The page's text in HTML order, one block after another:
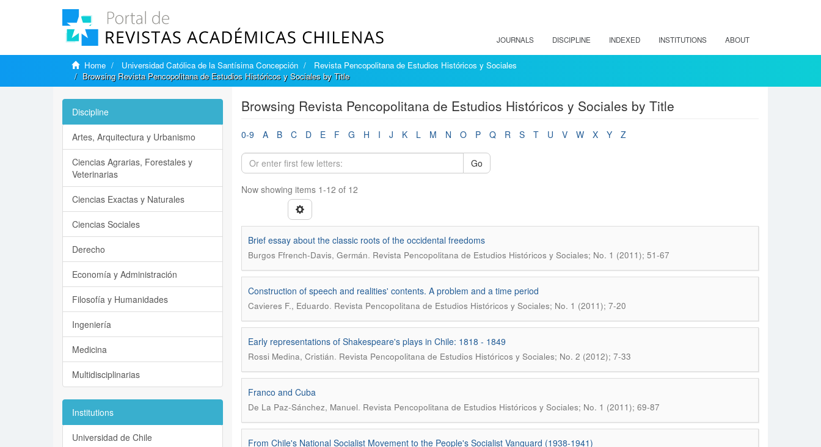
JOURNALS DISCIPLINE INDEXED INSTITUTIONS ABOUT
Home Universidad Católica de la Santísima Concepción
Revista Pencopolitana de Estudios Históricos y Sociales
Browsing Revista Pencopolitana de Estudios Históricos y Sociales by Title
Browsing Revista Pencopolitana de Estudios Históricos y Sociales by Title
0-9 A B C D E F G H I J K L M N O P Q R S T U V W X Y Z
Go
Now showing items 1-12 of 12
Brief essay about the classic roots of the occidental freedoms
Burgos Ffrench-Davis, Germán. Revista Pencopolitana de Estudios Históricos y Sociales; No. 1 (2011); 51-67
Construction of speech and realities' contents. A problem and a time period
Cavieres F., Eduardo. Revista Pencopolitana de Estudios Históricos y Sociales; No. 1 (2011); 7-20
Early representations of Shakespeare's plays in Chile: 1818 - 1849
Rossi Medina, Cristián. Revista Pencopolitana de Estudios Históricos y Sociales; No. 2 (2012); 7-33
Franco and Cuba
De La Paz-Sánchez, Manuel. Revista Pencopolitana de Estudios Históricos y Sociales; No. 1 (2011); 69-87
From Chile's National Socialist Movement to the People's Socialist Vanguard (1938-1941)
Discipline
Artes, Arquitectura y Urbanismo
Ciencias Agrarias, Forestales y
Veterinarias
Ciencias Exactas y Naturales
Ciencias Sociales
Derecho
Economía y Administración
Filosofía y Humanidades
Ingeniería
Medicina
Multidisciplinarias
Institutions
Universidad de Chile